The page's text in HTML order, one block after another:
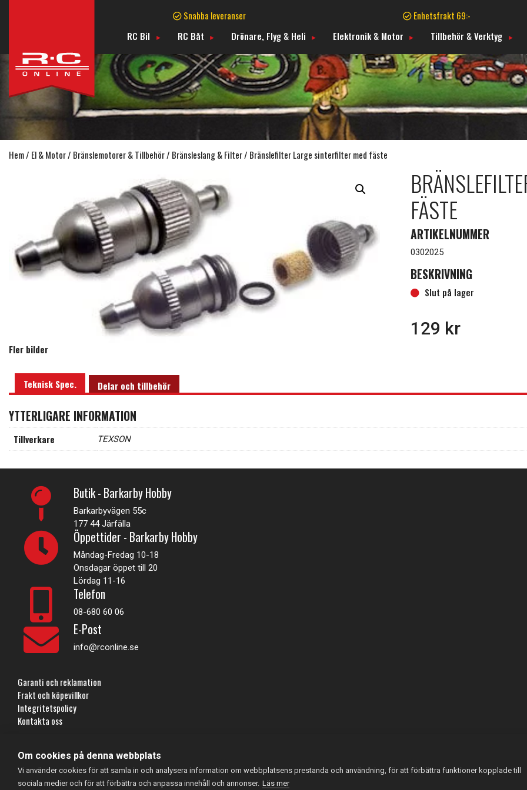
Snabba leveranser Enhetsfrakt 69:-
RC Bil
RC Båt Drönare, Flyg & Heli Elektronik & Motor Tillbehör & Verktyg
Hem/ El & Motor/ Bränslemotorer & Tillbehör/ Bränsleslang & Filter/ Bränslefilter Large sinterfilter med fäste
Fler bilder
FÄSTE
ARTIKELNUMMER
0302025
BESKRIVNING
Slut på lager
129 kr
Teknisk Spec. Delar och tillbehör
YTTERLIGARE INFORMATION
Tillverkare TEXSON
Butik - Barkarby Hobby
Barkarbyvägen 55c
177 44 Järfälla
Öppettider - Barkarby Hobby
Måndag-Fredag 10-18
Onsdagar öppet till 20
Lördag 11-16
Telefon
08-680 60 06
E-Post
info@rconline.se
Garanti och reklamation
Frakt och köpevillkor
Integritetspolicy
Kontakta oss
RC Online- © 2026
559357-5706
Om cookies på denna webbplats
Vi använder cookies för att samla in och analysera information om webbplatsens prestanda och användning, för att förbättra funktioner kopplade till
sociala medier och för att förbättra och anpassa innehåll och annonser. Läs mer